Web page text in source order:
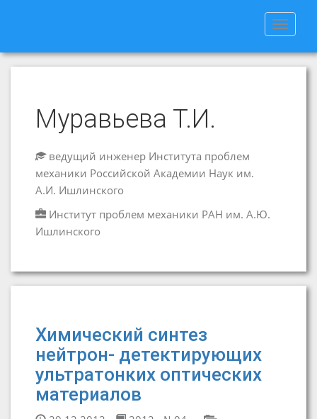
Toggle
Муравьева Т.И.
ведущий инженер Института проблем
механики Российской Академии Наук им.
А.И. Ишлинского
Институт проблем механики РАН им. А.Ю.
Ишлинского
Химический синтез
нейтрон- детектирующих
ультратонких оптических
материалов